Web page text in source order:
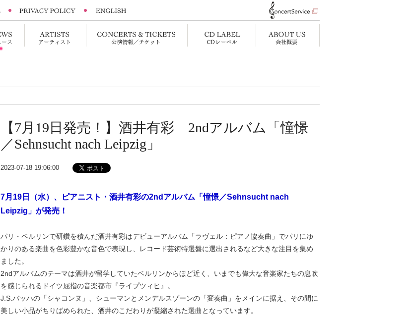
【7月19日発売！】酒井有彩 2ndアルバム「憧憬
／Sehnsucht nach Leipzig」
2023-07-18 19:06:00
7月19日（水）、ピアニスト・ 酒井有彩の2ndアルバム「憧憬／Sehnsucht nach
Leipzig」が発売！
パリ・ベルリンで研鑽を積んだ酒井有彩はデビューアルバム「ラヴェル：ピアノ協奏曲」でパリにゆ
かりのある楽曲を色彩豊かな音色で表現し、レコード芸術特選盤に選出されるなど大きな注目を集め
ました。
2ndアルバムのテーマは酒井が留学していたベルリンからほど近く、いまでも偉大な音楽家たちの息吹
を感じられるドイツ屈指の音楽都市『ライプツィヒ』。
J.S.バッハの「シャコンヌ」、シューマンとメンデルスゾーンの「変奏曲」をメインに据え、その間に
美しい小品がちりばめられた、酒井のこだわりが凝縮された選曲となっています。